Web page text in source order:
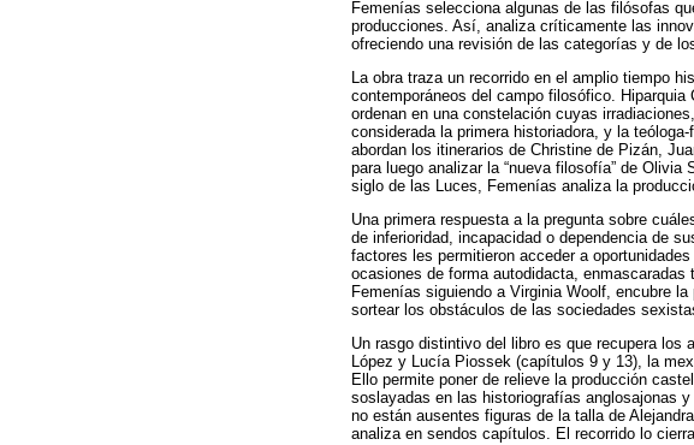
Femenías selecciona algunas de las filósofas
producciones. Así, analiza críticamente las
ofreciendo una revisión de las categorías y de
La obra traza un recorrido en el amplio tiempo
contemporáneos del campo filosófico.
ordenan en una constelación cuyas
considerada la primera historiadora, y la
abordan los itinerarios de Christine de Pizán,
para luego analizar la “nueva filosofía” de
siglo de las Luces, Femenías analiza la
Una primera respuesta a la pregunta sobre
de inferioridad, incapacidad o dependencia de
factores les permitieron acceder a
ocasiones de forma autodidacta, enmascaradas
Femenías siguiendo a Virginia Woolf, encubre
sortear los obstáculos de las sociedades
Un rasgo distintivo del libro es que recupera
López y Lucía Piossek (capítulos 9 y 13), la
Ello permite poner de relieve la producción
soslayadas en las historiografías anglosajonas
no están ausentes figuras de la talla de
analiza en sendos capítulos. El recorrido lo